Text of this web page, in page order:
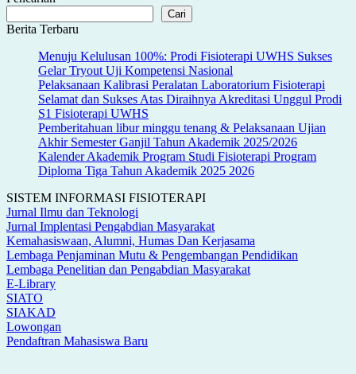
Cari
Berita Terbaru
Menuju Kelulusan 100%: Prodi Fisioterapi UWHS Sukses
Gelar Tryout Uji Kompetensi Nasional
Pelaksanaan Kalibrasi Peralatan Laboratorium Fisioterapi
Selamat dan Sukses Atas Diraihnya Akreditasi Unggul Prodi
S1 Fisioterapi UWHS
Pemberitahuan libur minggu tenang & Pelaksanaan Ujian
Akhir Semester Ganjil Tahun Akademik 2025/2026
Kalender Akademik Program Studi Fisioterapi Program
Diploma Tiga Tahun Akademik 2025 2026
SISTEM INFORMASI FISIOTERAPI
Jurnal Ilmu dan Teknologi
Jurnal Implentasi Pengabdian Masyarakat
Kemahasiswaan, Alumni, Humas Dan Kerjasama
Lembaga Penjaminan Mutu & Pengembangan Pendidikan
Lembaga Penelitian dan Pengabdian Masyarakat
E-Library
SIATO
SIAKAD
Lowongan
Pendaftran Mahasiswa Baru